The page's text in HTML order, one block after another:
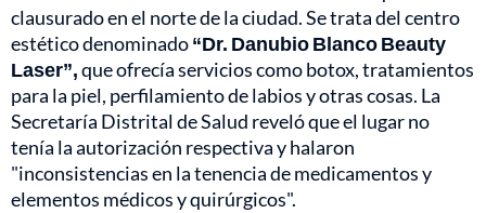
clausurado en el norte de la ciudad. Se trata del centro
estético denominado“Dr. Danubio Blanco Beauty
Laser”,que ofrecía servicios como botox, tratamientos
para la piel, perfilamiento de labios y otras cosas. La
Secretaría Distrital de Salud reveló que el lugar no
tenía la autorización respectiva y halaron
"inconsistencias en la tenencia de medicamentos y
elementos médicos y quirúrgicos".